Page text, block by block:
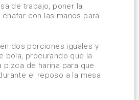
de trabajo, poner la
chafar con las manos para
dos porciones iguales y
bola, procurando que la
pizca de harina para que
el reposo a la mesa